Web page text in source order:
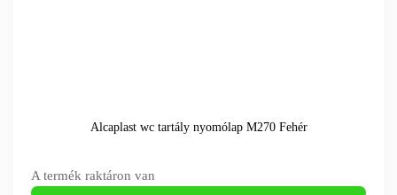
Alcaplast wc tartály nyomólap M270 Fehér
A termék raktáron van